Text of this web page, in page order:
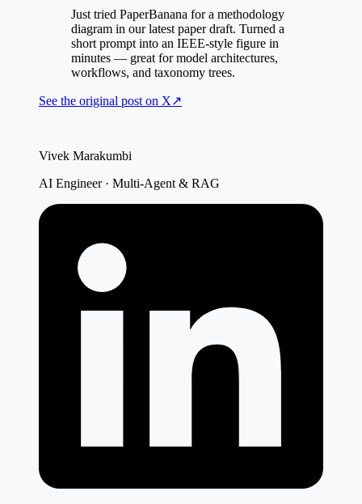
Just tried PaperBanana for a methodology
diagram in our latest paper draft. Turned a
short prompt into an IEEE-style figure in
minutes — great for model architectures,
workflows, and taxonomy trees.
See the original post on X↗
Vivek Marakumbi
AI Engineer · Multi-Agent & RAG